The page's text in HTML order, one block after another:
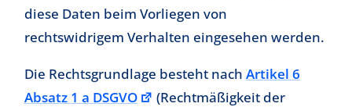
diese Daten beim Vorliegen von
rechtswidrigem Verhalten eingesehen werden.
Die Rechtsgrundlage besteht nach Artikel 6
Absatz 1 a DSGVO
(Rechtmäßigkeit der